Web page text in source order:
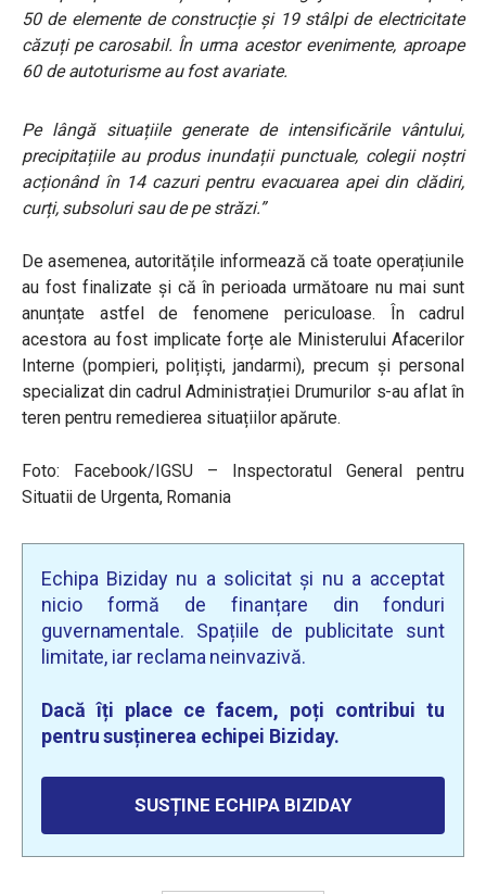
50 de elemente de construcție și 19 stâlpi de electricitate
căzuți pe carosabil. În urma acestor evenimente, aproape
60 de autoturisme au fost avariate.
Pe lângă situațiile generate de intensificările vântului,
precipitațiile au produs inundații punctuale, colegii noștri
acționând în 14 cazuri pentru evacuarea apei din clădiri,
curți, subsoluri sau de pe străzi.”
De asemenea, autoritățile informează că toate operațiunile
au fost finalizate și că în perioada următoare nu mai sunt
anunțate astfel de fenomene periculoase. În cadrul
acestora au fost implicate forțe ale Ministerului Afacerilor
Interne (pompieri, polițiști, jandarmi), precum și personal
specializat din cadrul Administrației Drumurilor s-au aflat în
teren pentru remedierea situațiilor apărute.
Foto: Facebook/IGSU – Inspectoratul General pentru
Situatii de Urgenta, Romania
Echipa Biziday nu a solicitat și nu a acceptat
nicio formă de finanțare din fonduri
guvernamentale. Spațiile de publicitate sunt
limitate, iar reclama neinvazivă.
Dacă îți place ce facem, poți contribui tu
pentru susținerea echipei Biziday.
SUSȚINE ECHIPA BIZIDAY